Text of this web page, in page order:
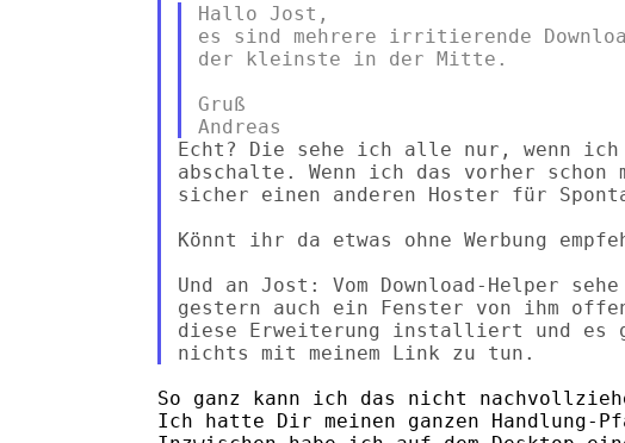
Hallo Jost,
es sind mehrere irritierende
der kleinste in der Mitte.
Gruß
Echt? Die sehe ich alle nur, wenn ich
abschalte. Wenn ich das vorher
sicher einen anderen Hoster für
Könnt ihr da etwas ohne Werbung
Und an Jost: Vom Download-Helper
gestern auch ein Fenster von ihm
diese Erweiterung installiert und es
So ganz kann ich das nicht
Ich hatte Dir meinen ganzen Handlung-